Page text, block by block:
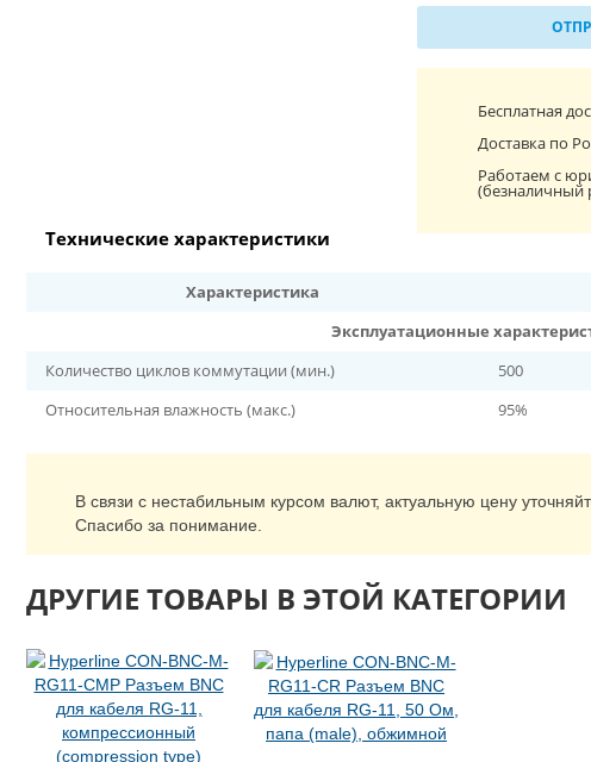
Бесплатная
Доставка по
Работаем с
(безналичный
Технические характеристики
Характеристика
Эксплуатационные
Количество циклов коммутации (мин.)
500
Относительная влажность (макс.)
95%
В связи с нестабильным курсом валют, актуальную цену
Спасибо за понимание.
ДРУГИЕ ТОВАРЫ В ЭТОЙ КАТЕГОРИИ